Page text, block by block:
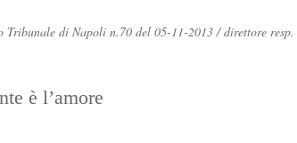
Tribunale di Napoli n.70 del 05-11-2013 /direttore
è l’amore